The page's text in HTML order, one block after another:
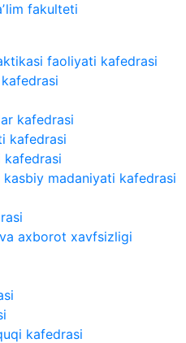
fakulteti
faoliyati kafedrasi
kafedrasi
kafedrasi
kafedrasi
madaniyati kafedrasi
axborot xavfsizligi
kafedrasi